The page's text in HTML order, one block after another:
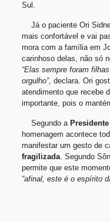
Sul.
Já o paciente Ori
mais confortável e vai
mora com a família em
carinhoso delas, não só
“Elas sempre foram
orgulho”, declara. Ori
atendimento que recebe
importante, pois o
Segundo a
homenagem acontece
manifestar um gesto de
fragilizada. Segundo
permite que este
“afinal, este é o espírito